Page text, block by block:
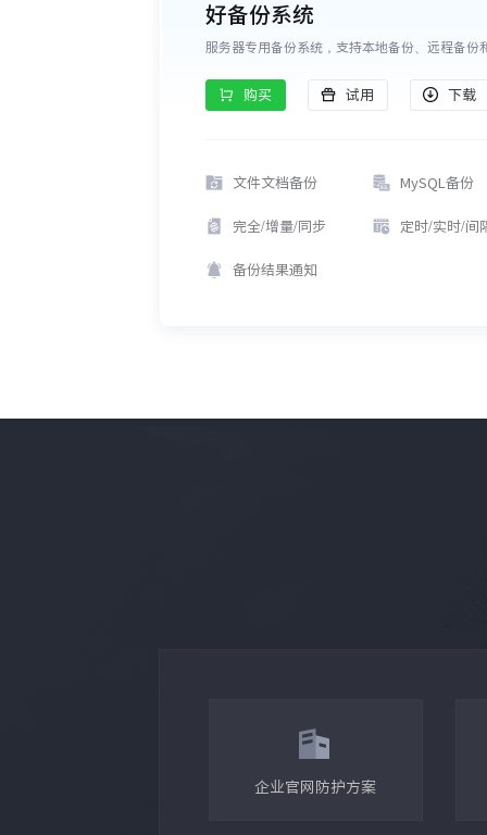
好备份系统
服务器专用备份系统，支持本地备份、远程备份
购买 试用 下载
文件文档备份 MySQL备份
完全/增量/同步 定时/实时/间
备份结果通知
企业官网防护方案